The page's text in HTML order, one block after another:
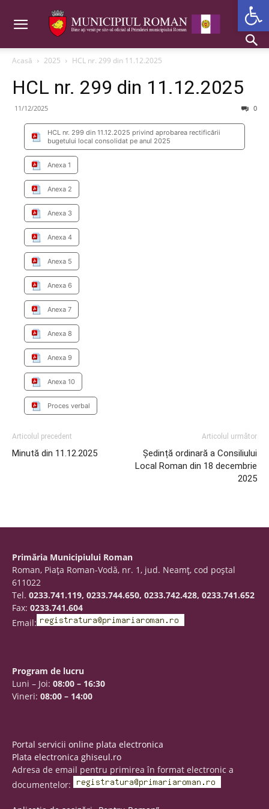
Acasă 2025 HCL nr. 299 din 11.12.2025
HCL nr. 299 din 11.12.2025
11/12/2025 0
HCL nr. 299 din 11.12.2025 privind aprobarea rectificării
bugetului local consolidat pe anul 2025
Anexa 1
Anexa 2
Anexa 3
Anexa 4
Anexa 5
Anexa 6
Anexa 7
Anexa 8
Anexa 9
Anexa 10
Proces verbal
Articolul precedent
Minută din 11.12.2025
Articolul următor
Ședință ordinară a Consiliului
Local Roman din 18 decembrie
2025
Primăria Municipiului Roman
Roman, Piaţa Roman-Vodă, nr. 1, jud. Neamţ, cod poştal
611022
Tel. 0233.741.119, 0233.744.650, 0233.742.428, 0233.741.652
Fax: 0233.741.604
Email:
Program de lucru
Luni – Joi: 08:00 – 16:30
Vineri: 08:00 – 14:00
Portal servicii online plata electronica
Plata electronica ghiseul.ro
Adresa de email pentru primirea în format electronic a
documentelor: